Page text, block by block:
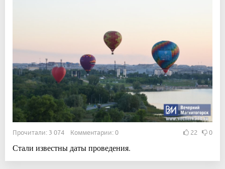
Прочитали: 3 074 Комментарии: 0 22 0
Стали известны даты проведения.